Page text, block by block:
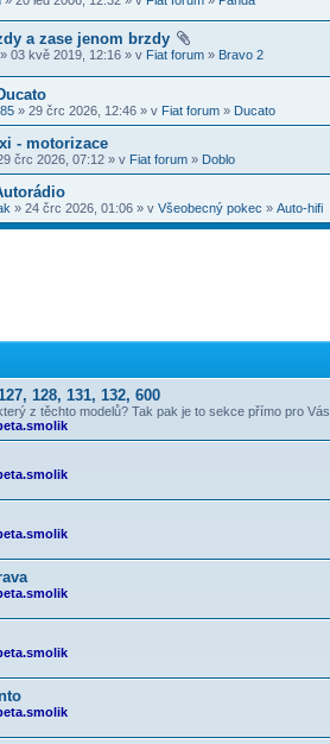
a zase jenom brzdy
» 03 kvě 2019, 12:16 » v Fiat forum » Bravo 2
» 29 črc 2026, 12:46 » v Fiat forum » Ducato
- motorizace
črc 2026, 07:12 » v Fiat forum » Doblo
» 24 črc 2026, 01:06 » v Všeobecný pokec » Auto-hifi
128, 131, 132, 600
z těchto modelů? Tak pak je to sekce přímo pro Vás